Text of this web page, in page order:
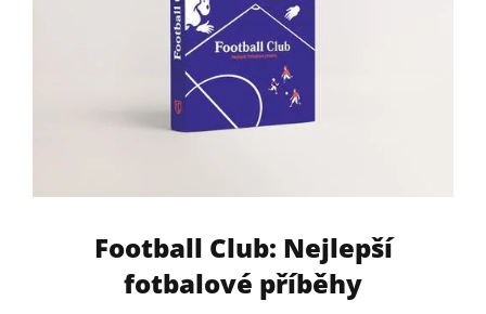
Football Club: Nejlepší
fotbalové příběhy